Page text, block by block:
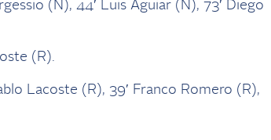
(N), 44′ Luis Aguiar (N), 73′ Diego
(R).
Lacoste (R), 39′ Franco Romero (R),